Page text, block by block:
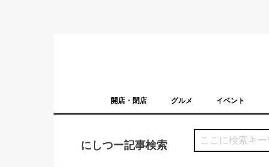
開店・閉店 グルメ イベント
にしつー記事検索